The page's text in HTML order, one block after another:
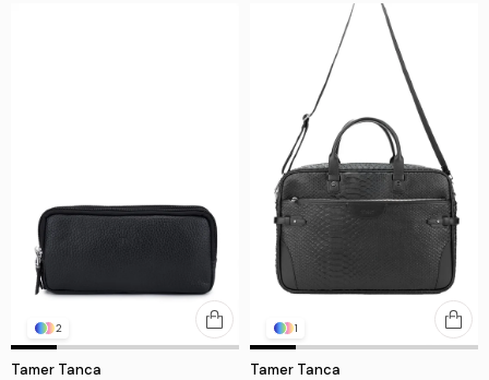
2
Tamer Tanca
1
Tamer Tanca